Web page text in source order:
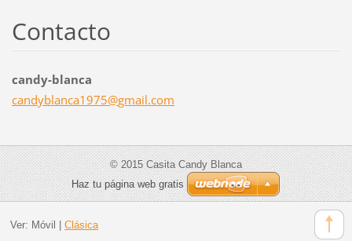
Contacto
candy-blanca
candyblanca1975@gmail.com
© 2015 Casita Candy Blanca
Haz tu página web gratis
Ver: Móvil Clásica